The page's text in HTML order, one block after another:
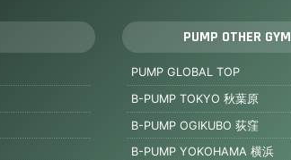
PUMP OTHER GYM
PUMP GLOBAL TOP
B-PUMP TOKYO 秋葉原
B-PUMP OGIKUBO 荻窪
B-PUMP YOKOHAMA 横浜